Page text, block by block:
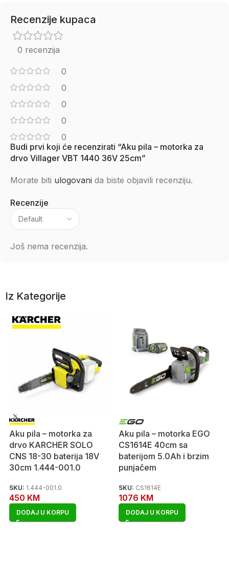
Recenzije kupaca
0 recenzija
0
0
0
0
0
Recenzije
Još nema recenzija.
Budi prvi koji će recenzirati “Aku pila – motorka za
drvo Villager VBT 1440 36V 25cm”
Morate biti ulogovani da biste objavili recenziju.
Iz Kategorije
Aku pila – motorka za
drvo KARCHER SOLO
CNS 18-30 baterija 18V
30cm 1.444-001.0
SKU: 1.444-001.0
450 KM
DODAJ U KORPU
Aku pila – motorka EGO
CS1614E 40cm sa
baterijom 5.0Ah i brzim
punjačem
SKU: CS1614E
1076 KM
DODAJ U KORPU